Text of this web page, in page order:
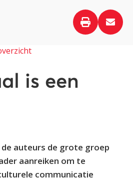
is een
auteurs de grote groep
aanreiken om te
communicatie